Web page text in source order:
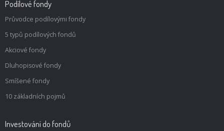
Podílové fondy
Průvodce podílovými fondy
5 typů podílových fondů
Akciové fondy
Dluhopisové fondy
Smíšené fondy
10 základních pojmů
Investování do fondů